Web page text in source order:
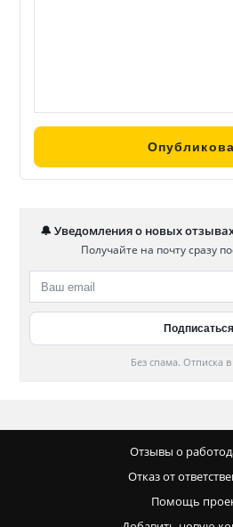
🔔 Уведомления о новых
Получайте на почту сразу
Без спама. Отписка в
Отзывы о
Отказ от
Помощь